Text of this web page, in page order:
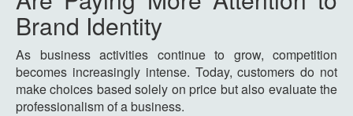
Brand Identity
As business activities continue to grow, competition
becomes increasingly intense. Today, customers do not
make choices based solely on price but also evaluate the
professionalism of a business.